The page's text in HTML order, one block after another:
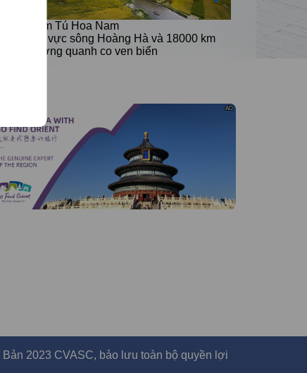
Cẩm Tú Hoa Nam
lưu vực sông Hoàng Hà và 18000 km
đường quanh co ven biển
AD
Bản 2023 CVASC, bảo lưu toàn bộ quyền lợi